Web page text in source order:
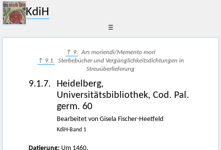
KdiH
☰
↑ 9. Ars moriendi/Memento mori
↑ 9.1. Sterbebücher und Vergänglichkeitsdichtungen in
Streuüberlieferung
9.1.7.
Heidelberg,
Universitätsbibliothek, Cod. Pal.
germ. 60
Bearbeitet von Gisela Fischer-Heetfeld
KdiH-Band 1
Datierung: Um 1460.